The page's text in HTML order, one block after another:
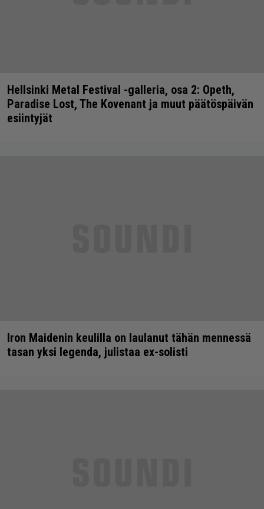
Hellsinki Metal Festival -galleria, osa 2: Opeth,
Paradise Lost, The Kovenant ja muut päätöspäivän
esiintyjät
Iron Maidenin keulilla on laulanut tähän mennessä
tasan yksi legenda, julistaa ex-solisti